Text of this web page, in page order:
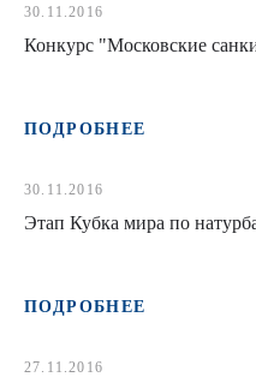
30.11.2016
Конкурс "Московские
ПОДРОБНЕЕ
30.11.2016
Этап Кубка мира по
ПОДРОБНЕЕ
27.11.2016